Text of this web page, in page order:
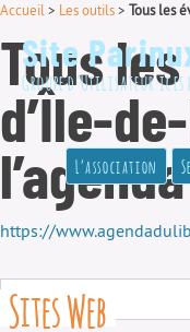
Site
Groupe
L’association
Accueil > Les outils> Tous les
Tous
d’Île-
https://
Sites Web